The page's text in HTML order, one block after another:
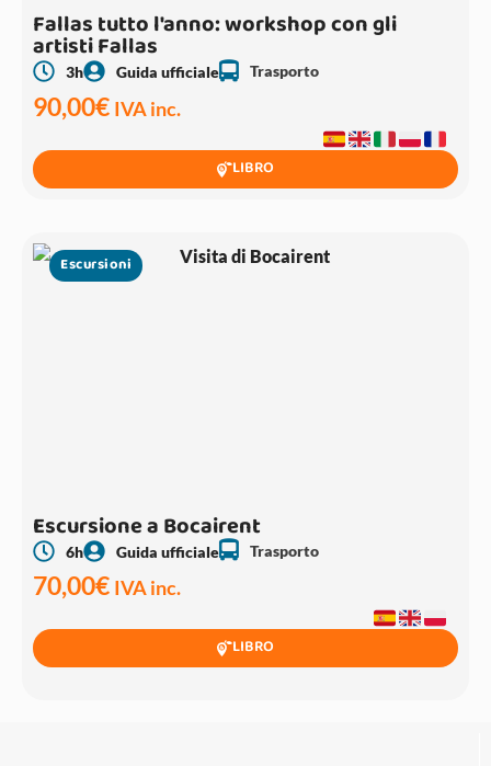
Fallas tutto l'anno: workshop con gli
artisti Fallas
3h Guida ufficiale Trasporto
90,00€ IVA inc.
LIBRO
Escursioni
Escursione a Bocairent
6h Guida ufficiale Trasporto
70,00€ IVA inc.
LIBRO